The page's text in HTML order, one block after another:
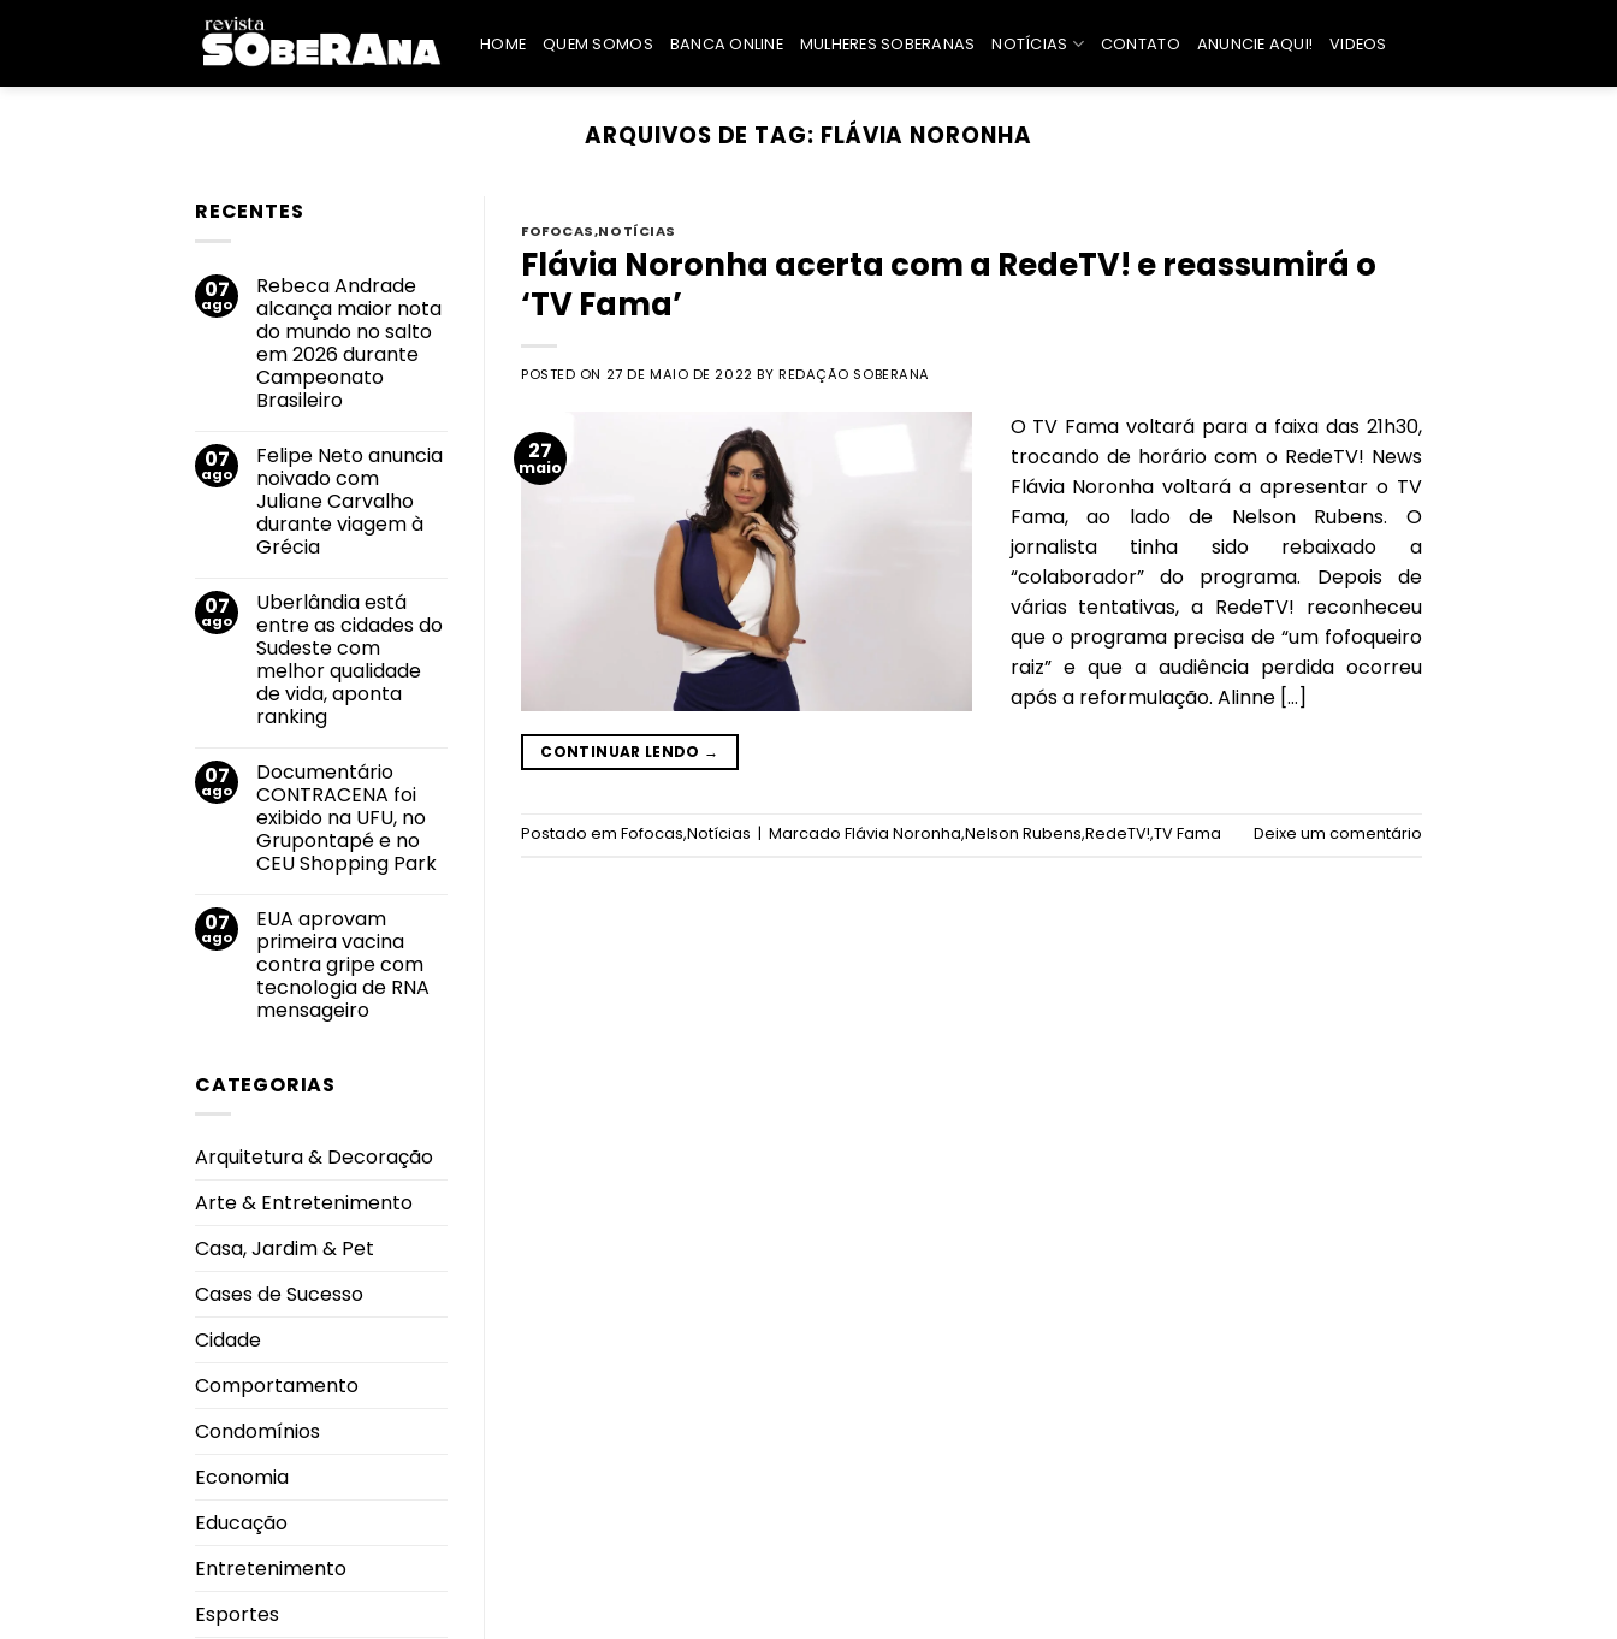
HOME QUEM SOMOS BANCA ONLINE MULHERES SOBERANAS NOTÍCIAS CONTATO ANUNCIE AQUI! VIDEOS
ARQUIVOS DE TAG: FLÁVIA NORONHA
RECENTES
07
ago
Rebeca Andrade
alcança maior nota
do mundo no salto
em 2026 durante
Campeonato
Brasileiro
em
Rebeca
Andrade
alcança
maior
nota
do
salto
em
2026
durante
Campeonato
Brasileiro
07
ago
Felipe Neto anuncia
noivado com
Juliane Carvalho
durante viagem à
Grécia
em
Felipe
Neto
anuncia
noivado
com
Juliane
Carvalho
durante
Grécia
07
ago
Uberlândia está
entre as cidades do
Sudeste com
melhor qualidade
de vida, aponta
ranking
em
Uberlândia
está
entre
as
cidades
do
melhor
qualidade
de
vida,
aponta
ranking
07
ago
Documentário
CONTRACENA foi
exibido na UFU, no
Grupontapé e no
CEU Shopping Park
em
Documentário
CONTRACENA
foi
exibido
na
UFU,
no
CEU
07
ago
EUA aprovam
primeira vacina
contra gripe com
tecnologia de RNA
mensageiro
EUA
aprovam
gripe
de
mensageiro
CATEGORIAS
Arquitetura & Decoração
Arte & Entretenimento
Casa, Jardim & Pet
Cases de Sucesso
Cidade
Comportamento
Condomínios
Economia
Educação
Entretenimento
Esportes
FOFOCAS,NOTÍCIAS
Flávia Noronha acerta com a RedeTV! e reassumirá o
‘TV Fama’
POSTED ON 27 DE MAIO DE 2022 BY REDAÇÃO SOBERANA
27
maio
O TV Fama voltará para a faixa das 21h30,
trocando de horário com o RedeTV! News
Flávia Noronha voltará a apresentar o TV
Fama, ao lado de Nelson Rubens. O
jornalista tinha sido rebaixado a
“colaborador” do programa. Depois de
várias tentativas, a RedeTV! reconheceu
que o programa precisa de “um fofoqueiro
raiz” e que a audiência perdida ocorreu
após a reformulação. Alinne […]
CONTINUAR LENDO →
Postado em Fofocas,Notícias | Marcado Flávia Noronha,Nelson Rubens,RedeTV!,TV Fama Deixe um comentário